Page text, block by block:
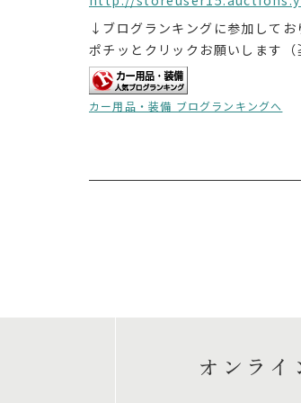
↓ブログランキングに参加して
ポチッとクリックお願いしま
カー用品・装備 ブログランキングへ
オンライ